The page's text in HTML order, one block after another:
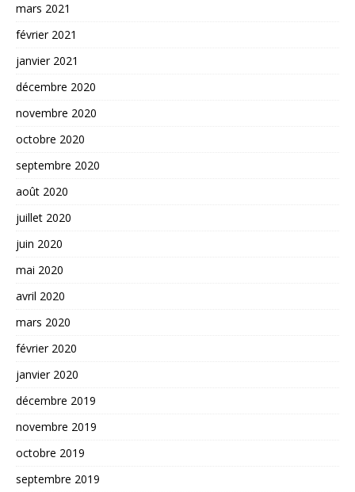
mars 2021
février 2021
janvier 2021
décembre 2020
novembre 2020
octobre 2020
septembre 2020
août 2020
juillet 2020
juin 2020
mai 2020
avril 2020
mars 2020
février 2020
janvier 2020
décembre 2019
novembre 2019
octobre 2019
septembre 2019